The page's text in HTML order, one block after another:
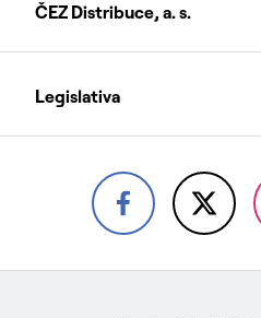
ČEZ Distribuce, a. s.
Legislativa